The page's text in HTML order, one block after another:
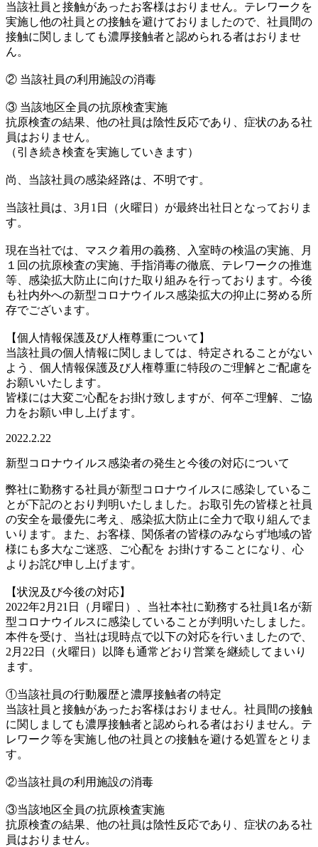
当該社員と接触があったお客様はおりません。テレワークを
実施し他の社員との接触を避けておりましたので、社員間の
接触に関しましても濃厚接触者と認められる者はおりませ
ん。
② 当該社員の利用施設の消毒
③ 当該地区全員の抗原検査実施
抗原検査の結果、他の社員は陰性反応であり、症状のある社
員はおりません。
（引き続き検査を実施していきます）
尚、当該社員の感染経路は、不明です。
当該社員は、3月1日（火曜日）が最終出社日となっておりま
す。
現在当社では、マスク着用の義務、入室時の検温の実施、月
１回の抗原検査の実施、手指消毒の徹底、テレワークの推進
等、感染拡大防止に向けた取り組みを行っております。今後
も社内外への新型コロナウイルス感染拡大の抑止に努める所
存でございます。
【個人情報保護及び人権尊重について】
当該社員の個人情報に関しましては、特定されることがない
よう、個人情報保護及び人権尊重に特段のご理解とご配慮を
お願いいたします。
皆様には大変ご心配をお掛け致しますが、何卒ご理解、ご協
力をお願い申し上げます。
2022.2.22
新型コロナウイルス感染者の発生と今後の対応について
弊社に勤務する社員が新型コロナウイルスに感染しているこ
とが下記のとおり判明いたしました。お取引先の皆様と社員
の安全を最優先に考え、感染拡大防止に全力で取り組んでま
いります。また、お客様、関係者の皆様のみならず地域の皆
様にも多大なご迷惑、ご心配を お掛けすることになり、心
よりお詫び申し上げます。
【状況及び今後の対応】
2022年2月21日（月曜日）、当社本社に勤務する社員1名が新
型コロナウイルスに感染していることが判明いたしました。
本件を受け、当社は現時点で以下の対応を行いましたので、
2月22日（火曜日）以降も通常どおり営業を継続してまいり
ます。
①当該社員の行動履歴と濃厚接触者の特定
当該社員と接触があったお客様はおりません。社員間の接触
に関しましても濃厚接触者と認められる者はおりません。テ
レワーク等を実施し他の社員との接触を避ける処置をとりま
す。
②当該社員の利用施設の消毒
③当該地区全員の抗原検査実施
抗原検査の結果、他の社員は陰性反応であり、症状のある社
員はおりません。